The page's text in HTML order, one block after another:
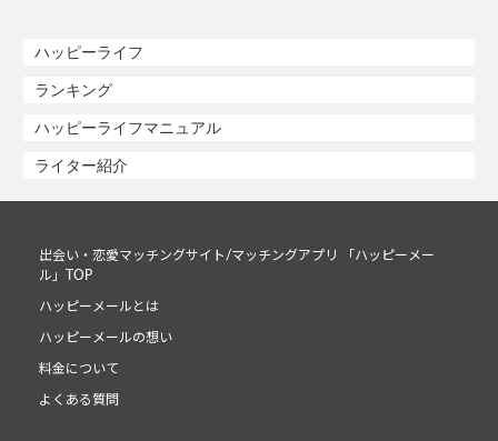
ハッピーライフ
ランキング
ハッピーライフマニュアル
ライター紹介
出会い・恋愛マッチングサイト/マッチングアプリ 「ハッピーメー
ル」TOP
ハッピーメールとは
ハッピーメールの想い
料金について
よくある質問